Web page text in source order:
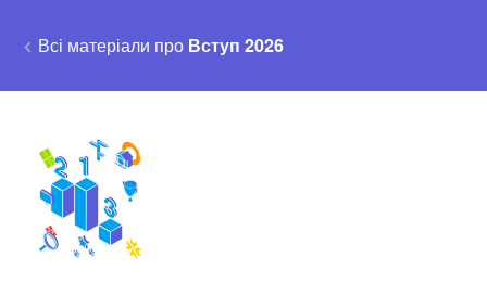
Всі матеріали про Вступ 2026